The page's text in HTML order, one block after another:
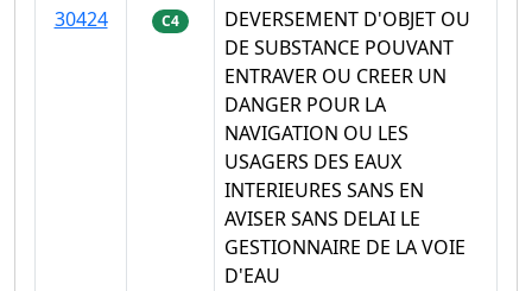
30424
C4
DEVERSEMENT D'OBJET OU
DE SUBSTANCE POUVANT
ENTRAVER OU CREER UN
DANGER POUR LA
NAVIGATION OU LES
USAGERS DES EAUX
INTERIEURES SANS EN
AVISER SANS DELAI LE
GESTIONNAIRE DE LA VOIE
D'EAU